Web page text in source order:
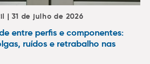
| 31 de julho de 2026
entre perfis e componentes:
ruídos e retrabalho nas